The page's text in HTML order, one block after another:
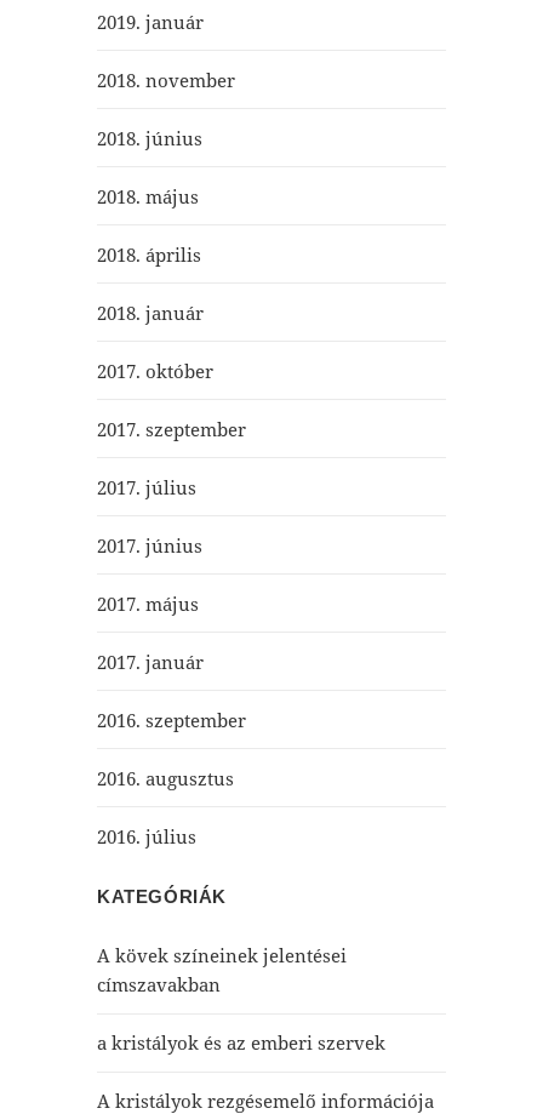
2019. január
2018. november
2018. június
2018. május
2018. április
2018. január
2017. október
2017. szeptember
2017. július
2017. június
2017. május
2017. január
2016. szeptember
2016. augusztus
2016. július
KATEGÓRIÁK
A kövek színeinek jelentései
címszavakban
a kristályok és az emberi szervek
A kristályok rezgésemelő információja